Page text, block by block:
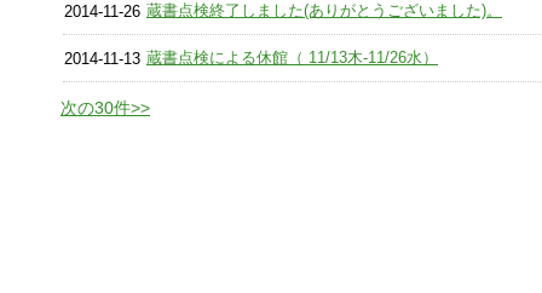
2014-11-26 蔵書点検終了しました(ありがとうございました)。
2014-11-13 蔵書点検による休館（ 11/13木-11/26水）
次の30件>>